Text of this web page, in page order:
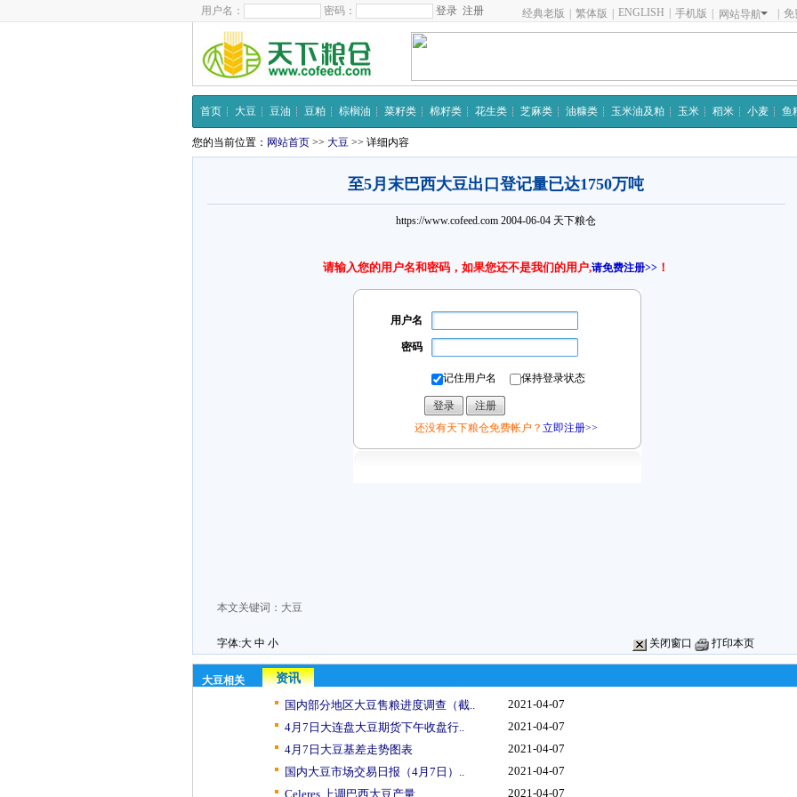
用户名： 密码： 注册 经典老版 繁体版 ENGLISH 手机版 网站导航 免
首页 大豆 豆油 豆粕 棕榈油 菜籽类 棉籽类 花生类 芝麻类 油糠类 玉米油及粕 玉米 稻米 小麦 鱼
您的当前位置： 网站首页 >> 大豆 >> 详细内容
至5月末巴西大豆出口登记量已达1750万吨
https://www.cofeed.com 2004-06-04 天下粮仓
请输入您的用户名和密码，如果您还不是我们的用户,请免费注册>> ！
用户名
密码
记住用户名 保持登录状态
还没有天下粮仓免费帐户？ 立即注册>>
本文关键词： 大豆
字体:大 中 小 关闭窗口 打印本页
大豆相关
资讯
国内部分地区大豆售粮进度调查（截..
2021-04-07
4月7日大连盘大豆期货下午收盘行..
2021-04-07
4月7日大豆基差走势图表
2021-04-07
国内大豆市场交易日报（4月7日）..
2021-04-07
Celeres.上调巴西大豆产量..
2021-04-07